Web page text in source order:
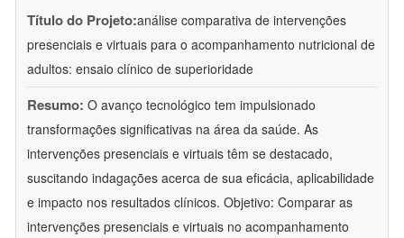
Título do Projeto:análise comparativa de intervenções
presenciais e virtuais para o acompanhamento nutricional de
adultos: ensaio clínico de superioridade
Resumo: O avanço tecnológico tem impulsionado
transformações significativas na área da saúde. As
intervenções presenciais e virtuais têm se destacado,
suscitando indagações acerca de sua eficácia, aplicabilidade
e impacto nos resultados clínicos. Objetivo: Comparar as
intervenções presenciais e virtuais no acompanhamento